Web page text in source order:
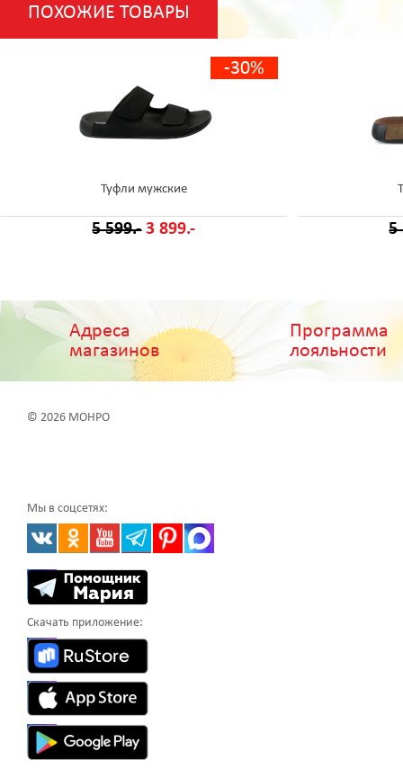
ПОХОЖИЕ ТОВАРЫ
-30%
Туфли мужские
5 599.- 3 899.- 5
Адреса
магазинов
Программа
лояльности
© 2026 МОНРО
Мы в соцсетях:
Скачать приложение: